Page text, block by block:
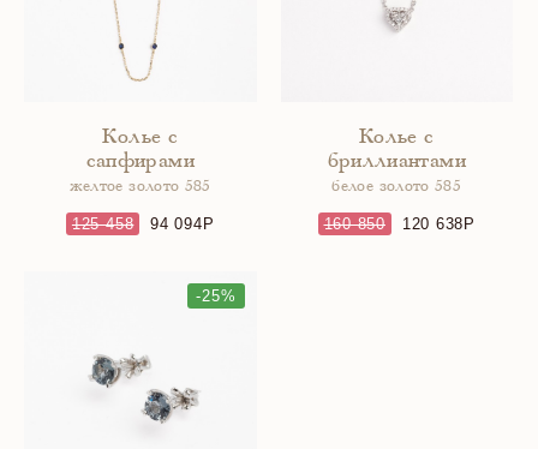
Колье с
сапфирами
желтое золото 585
125 458 94 094
Колье с
бриллиантами
белое золото 585
160 850 120 638
-25%